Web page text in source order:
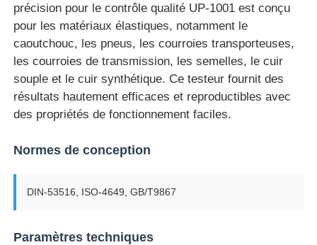
Contrôle de la qualité
Contact
Demande de soumission
Équipement d'essai en laboratoire
Chambre d'essai environnemental
Machine de test universelle
précision pour le contrôle qualité UP-1001 est conçu
pour les matériaux élastiques, notamment le
caoutchouc, les pneus, les courroies transporteuses,
les courroies de transmission, les semelles, le cuir
souple et le cuir synthétique. Ce testeur fournit des
résultats hautement efficaces et reproductibles avec
des propriétés de fonctionnement faciles.
Normes de conception
DIN-53516, ISO-4649, GB/T9867
Paramètres techniques